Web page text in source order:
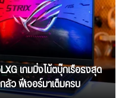
เกมมิ่งโน้ตบุ๊กเรือธงสุด
ว ฟีเจอร์มาเต็มครบ